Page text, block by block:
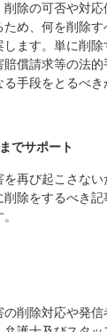
除の可否や対
め、何を削除
します。単に削
賠償請求等の法
手段をとるべき
でサポート
再び起こさな
削除をするべき
削除対応や発